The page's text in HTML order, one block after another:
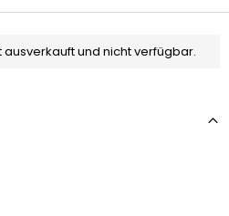
ausverkauft und nicht verfügbar.